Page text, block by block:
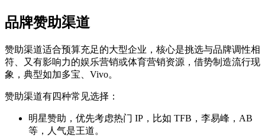
品牌赞助渠道
赞助渠道适合预算充足的大型企业，核心是挑选与品牌调性相
符、又有影响力的娱乐营销或体育营销资源，借势制造流行现
象，典型如加多宝、Vivo。
赞助渠道有四种常见选择：
明星赞助，优先考虑热门 IP，比如 TFB，李易峰，AB
等，人气是王道。